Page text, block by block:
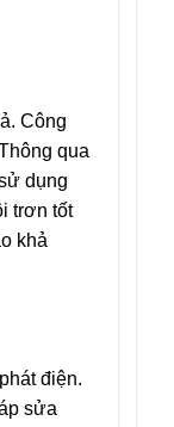
Công
qua
dụng
trơn tốt
khả
điện.
sửa